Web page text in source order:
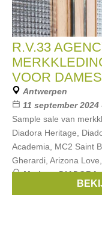
R.V.33
VOOR
Antwerpen
11 september
Sample sale van
Diadora Heritage,
Academia, MC2 Saint
Gherardi, Arizona
Merken:DIADORA,
, ...